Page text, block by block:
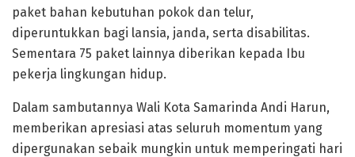
paket bahan kebutuhan pokok dan telur,
diperuntukkan bagi lansia, janda, serta disabilitas.
Sementara 75 paket lainnya diberikan kepada Ibu
pekerja lingkungan hidup.
Dalam sambutannya Wali Kota Samarinda Andi Harun,
memberikan apresiasi atas seluruh momentum yang
dipergunakan sebaik mungkin untuk memperingati hari